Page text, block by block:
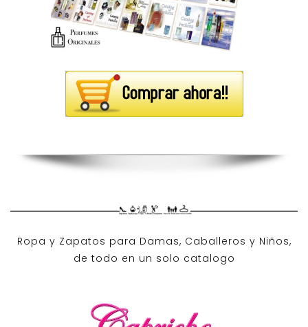
Ropa y Zapatos para Damas, Caballeros y Niños,
de todo en un solo catalogo